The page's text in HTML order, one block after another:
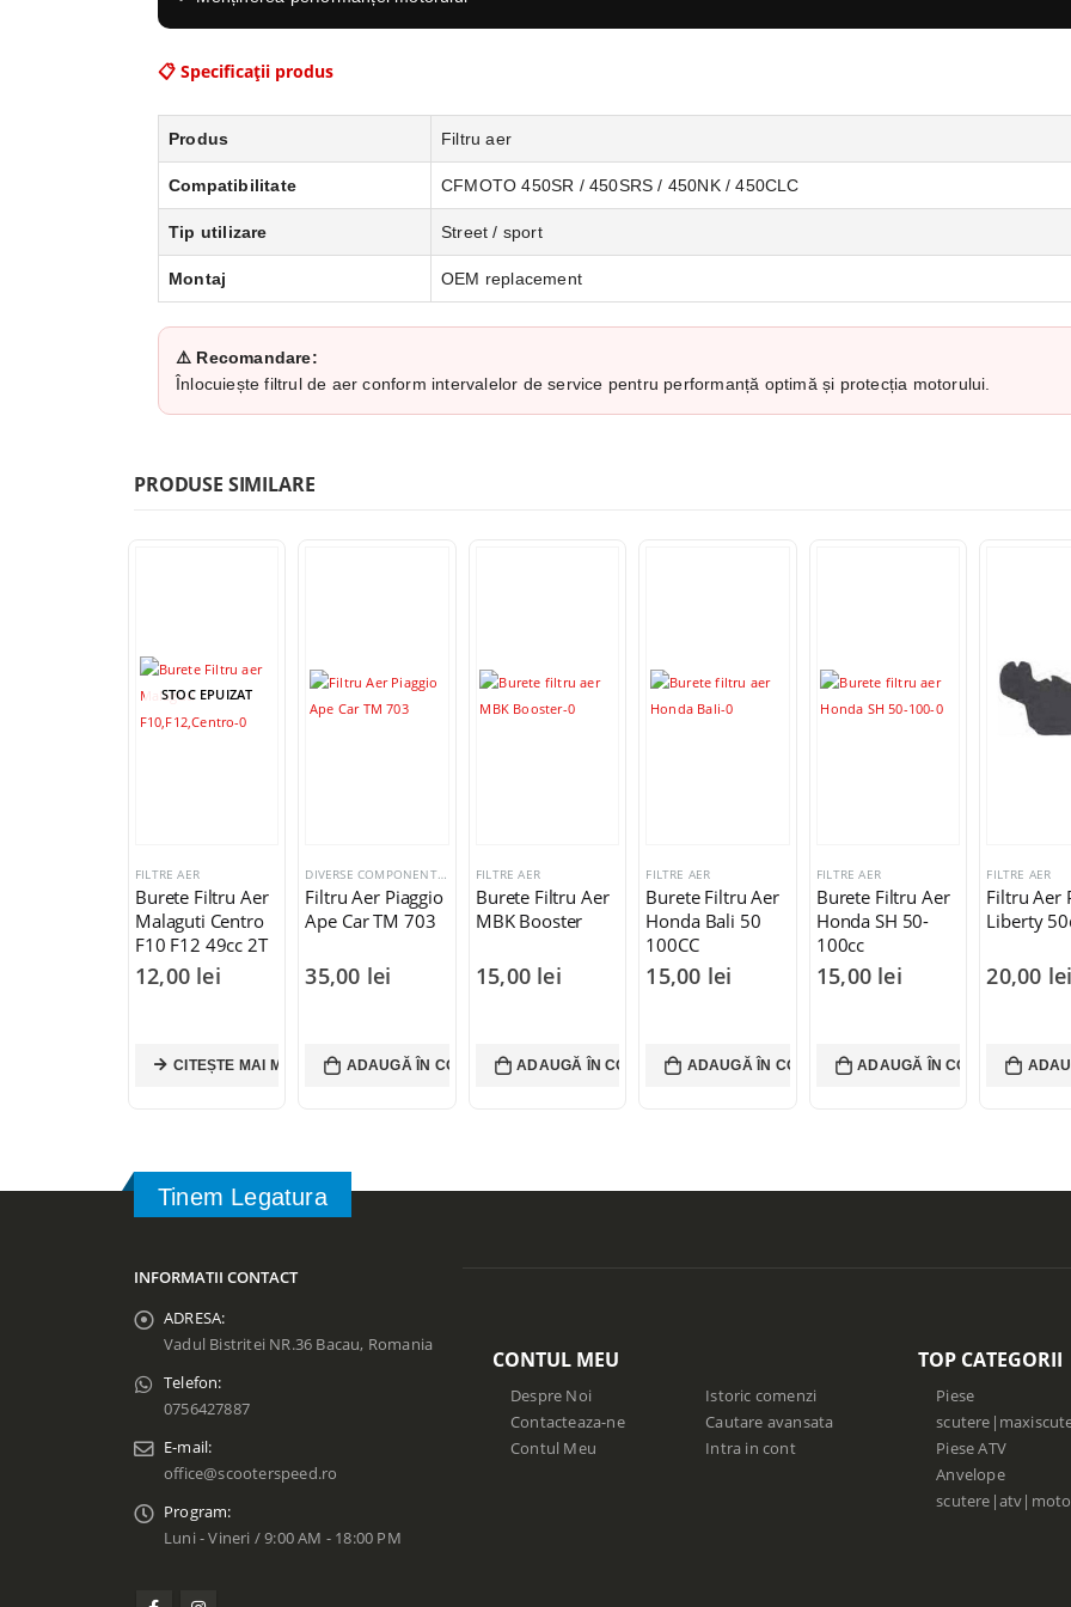
📋 Specificații produs
Produs Filtru aer
Compatibilitate CFMOTO 450SR / 450SRS / 450NK / 450CLC
Tip utilizare Street / sport
Montaj OEM replacement
⚠️ Recomandare:
Înlocuiește filtrul de aer conform intervalelor de service pentru performanță optimă și protecția motorului.
PRODUSE SIMILARE
STOC EPUIZAT
FILTRE AER
Burete Filtru Aer
Malaguti Centro
F10 F12 49cc 2T
12,00 lei
CITEȘTE MAI MULT
DIVERSE COMPONENTE, FILTRE AER
Filtru Aer Piaggio
Ape Car TM 703
35,00 lei
ADAUGĂ ÎN COȘ
FILTRE AER
Burete Filtru Aer
MBK Booster
15,00 lei
ADAUGĂ ÎN COȘ
FILTRE AER
Burete Filtru Aer
Honda Bali 50
100CC
15,00 lei
ADAUGĂ ÎN COȘ
FILTRE AER
Burete Filtru Aer
Honda SH 50-
100cc
15,00 lei
ADAUGĂ ÎN COȘ
FILTRE AER
Filtru Aer
Liberty
20,00 lei
Tinem Legatura
INFORMATII CONTACT
ADRESA:
Vadul Bistritei NR.36 Bacau, Romania
Telefon:
0756427887
E-mail:
office@scooterspeed.ro
Program:
Luni - Vineri / 9:00 AM - 18:00 PM
CONTUL MEU
Despre Noi
Contacteaza-ne
Contul Meu
Istoric comenzi
Cautare avansata
Intra in cont
TOP CATEGORII
Piese
Piese ATV
Anvelope